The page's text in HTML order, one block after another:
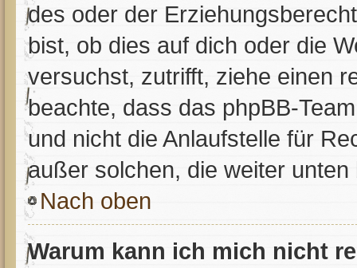
des oder der
bist, ob dies auf dich oder die
versuchst, zutrifft, ziehe einen
beachte, dass das phpBB-
und nicht die Anlaufstelle für
außer solchen, die weiter
Nach oben
Warum kann ich mich nicht